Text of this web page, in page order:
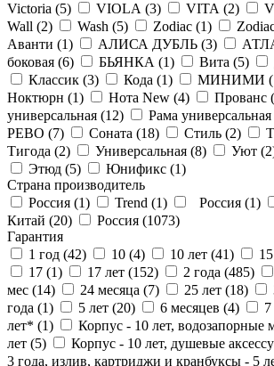
Victoria (5) VIOLA (3) VITA (2)
Wall (2) Wash (5) Zodiac (1)
Аванти (1) АЛИСА ДУБЛЬ (3)
боковая (6) БЬЯНКА (1) Вита (5)
Классик (3) Кода (1) МИНИМИ (
Ноктюрн (1) Нота New (4) Прованс (
универсальная (12) Рама
РЕВО (7) Соната (18) Стиль (2)
Тигода (2) Универсальная (8) Уют (2
Этюд (5) Юнификс (1)
Страна производитель
Россия (1) Trend (1) Россия (1)
Китай (20) Россия (1073)
Гарантия
1 год (42) 10 (4) 10 лет (41)
17 (1) 17 лет (152) 2 года (485)
мес (14) 24 месяца (7) 25 лет (18)
года (1) 5 лет (20) 6 месяцев (4)
лет* (1)
Корпус - 10 лет, водозапорные
лет (5)
Корпус - 10 лет, душевые
3 года, излив, картриджи и кранбуксы - 5